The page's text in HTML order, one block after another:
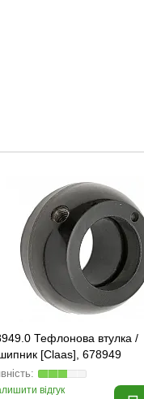
Тефлонова втулка /
[Claas], 678949
відгук